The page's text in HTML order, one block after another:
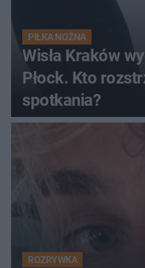
PIŁKA NOŻNA
Wisła Kraków
Płock. Kto
spotkania?
ROZRYWKA